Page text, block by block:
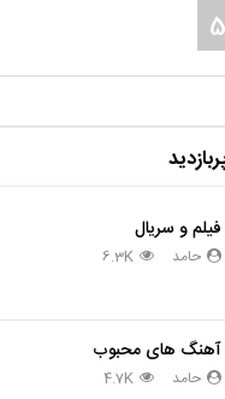
5
فیلم و سریال
حامد 6.3K
آهنگ های محبوب
حامد 4.7K